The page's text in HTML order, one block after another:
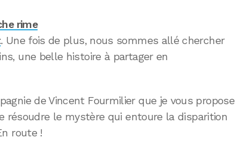
rime
. Une fois de plus, nous sommes allé chercher
une belle histoire à partager en
de Vincent Fourmilier que je vous propose
résoudre le mystère qui entoure la disparition
route !